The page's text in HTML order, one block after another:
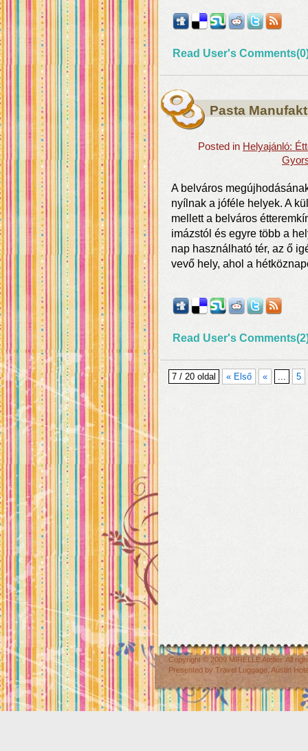
Read User's
Pasta
Posted in Helyajánló:
A belváros
nyílnak a jóféle helyek. A
mellett a belváros
imázstól és egyre több a
nap használható tér, az ő
vevő hely, ahol a
Read User's
7 / 20 oldal « Első « ... 5
Copyright © 2009 MIRELLE Atelier. All
Presented by Travel Luggage Austin